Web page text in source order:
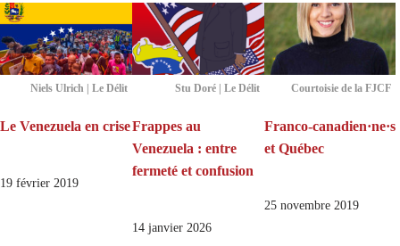
Niels Ulrich | Le Délit
Le Venezuela en crise
19 février 2019
Stu Doré | Le Délit
Frappes au
Venezuela : entre
fermeté et confusion
14 janvier 2026
Courtoisie de la FJCF
Franco-canadien·ne·s
et Québec
25 novembre 2019